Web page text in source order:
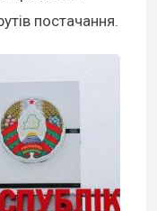
постачання.